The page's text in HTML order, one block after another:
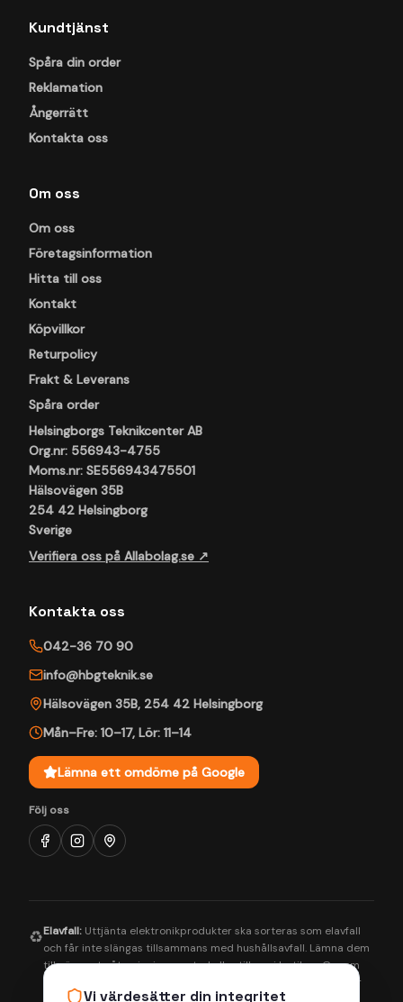
Vi värdesätter din integritet
Kundtjänst
Spåra din order
Reklamation
Ångerrätt
Kontakta oss
Om oss
Om oss
Företagsinformation
Hitta till oss
Kontakt
Köpvillkor
Returpolicy
Frakt & Leverans
Spåra order
Helsingborgs Teknikcenter AB
Org.nr: 556943-4755
Moms.nr: SE556943475501
Hälsovägen 35B
254 42 Helsingborg
Sverige
Verifiera oss på Allabolag.se ↗
Kontakta oss
042-36 70 90
info@hbgteknik.se
Hälsovägen 35B, 254 42 Helsingborg
Mån–Fre: 10–17, Lör: 11–14
Lämna ett omdöme på Google
Följ oss
♻️Elavfall: Uttjänta elektronikprodukter ska sorteras som elavfall
och får inte slängas tillsammans med hushållsavfall. Lämna dem
till närmaste återvinningscentral eller till oss i butiken. Genom
korrekt hantering bidrar du till en bättre miljö och säkerställer